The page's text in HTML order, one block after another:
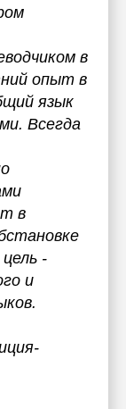
в
опыт в
язык
Всегда
в
-
и